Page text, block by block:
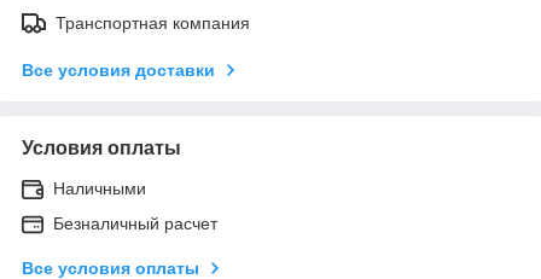
Транспортная компания
Все условия доставки
Условия оплаты
Наличными
Безналичный расчет
Все условия оплаты